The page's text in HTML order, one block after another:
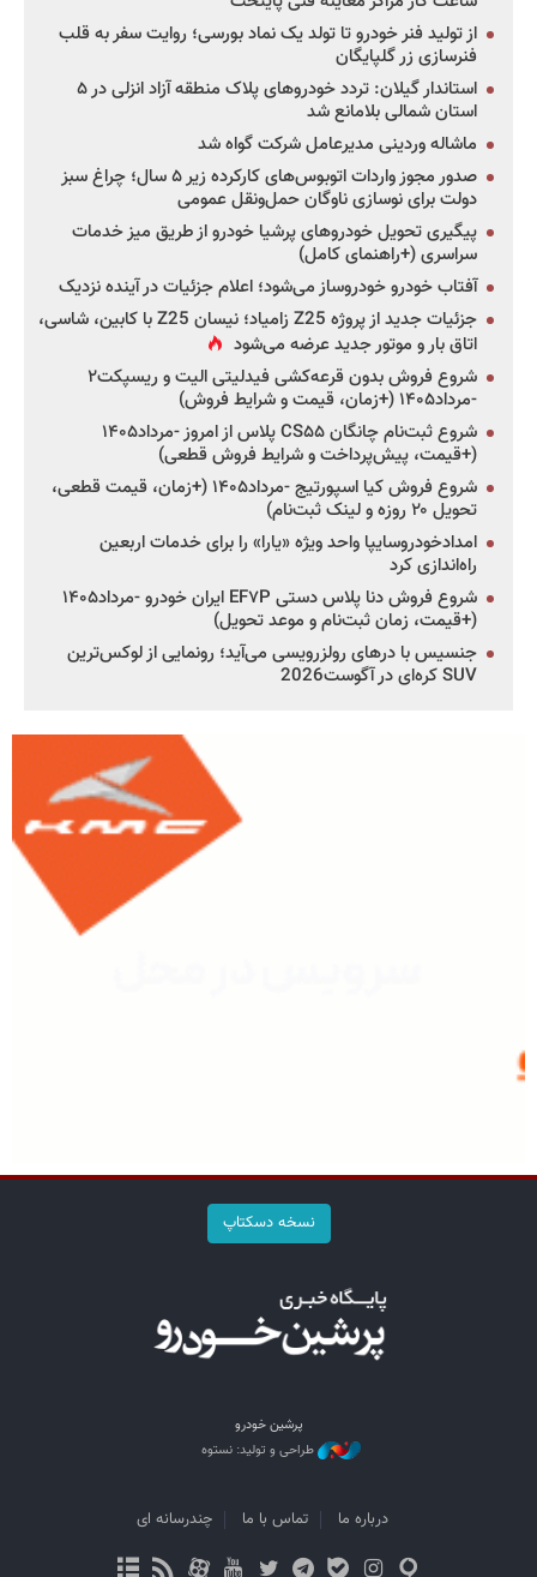
از تولید فنر خودرو تا تولد یک نماد بورسی؛ روایت سفر به قلب
فنرسازی زر گلپایگان
استاندار گیلان: تردد خودروهای پلاک منطقه آزاد انزلی در ۵
استان شمالی بلامانع شد
ماشاله وردینی مدیرعامل شرکت گواه شد
صدور مجوز واردات اتوبوس‌های کارکرده زیر ۵ سال؛ چراغ سبز
دولت برای نوسازی ناوگان حمل‌ونقل عمومی
پیگیری تحویل خودروهای پرشیا خودرو از طریق میز خدمات
سراسری (+راهنمای کامل)
آفتاب خودرو خودروساز می‌شود؛ اعلام جزئیات در آینده نزدیک
جزئیات جدید از پروژه Z25 زامیاد؛ نیسان Z25 با کابین، شاسی،
اتاق بار و موتور جدید عرضه می‌شود
شروع فروش بدون قرعه‌کشی فیدلیتی الیت و ریسپکت۲
-مرداد۱۴۰۵ (+زمان، قیمت و شرایط فروش)
شروع ثبت‌نام چانگان CS۵۵ پلاس از امروز -مرداد۱۴۰۵
(+قیمت، پیش‌پرداخت و شرایط فروش قطعی)
شروع فروش کیا اسپورتیج -مرداد۱۴۰۵ (+زمان، قیمت قطعی،
تحویل ۲۰ روزه و لینک ثبت‌نام)
امدادخودروسایپا واحد ویژه «یارا» را برای خدمات اربعین
راه‌اندازی کرد
شروع فروش دنا پلاس دستی EF۷P ایران خودرو -مرداد۱۴۰۵
(+قیمت، زمان ثبت‌نام و موعد تحویل)
جنسیس با درهای رولزرویسی می‌آید؛ رونمایی از لوکس‌ترین
SUV کره‌ای در آگوست2026
نسخه دسکتاپ
پرشین خودرو
طراحی و تولید: نستوه
درباره ما تماس با ما چندرسانه ای